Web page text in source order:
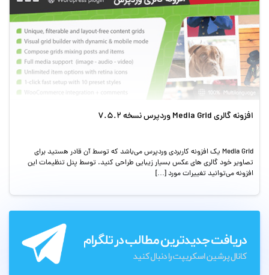
افزونه گالری Media Grid وردپرس نسخه 7.5.2
Media Grid یک افزونه کاربردی وردپرس می‌باشد که توسط آن قادر هستید برای
تصاویر خود گالری های عکس بسیار زیبایی طراحی کنید. توسط پنل تنظیمات این
افزونه می‌توانید تغییرات مورد […]